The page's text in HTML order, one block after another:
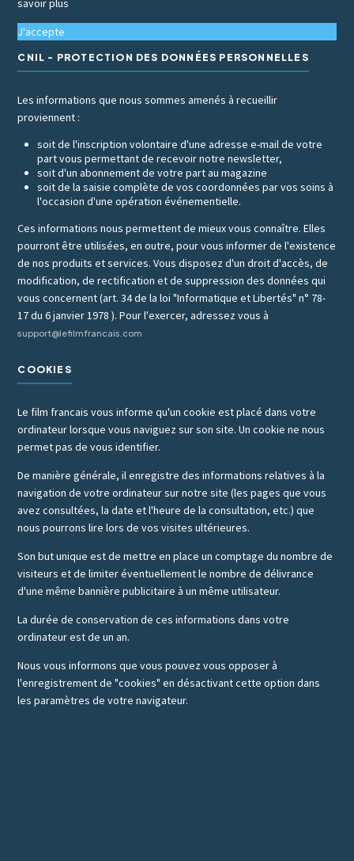
savoir plus
J'accepte
CNIL - PROTECTION DES DONNÉES PERSONNELLES
Les informations que nous sommes amenés à recueillir
proviennent :
soit de l'inscription volontaire d'une adresse e-mail de votre
part vous permettant de recevoir notre newsletter,
soit d'un abonnement de votre part au magazine
soit de la saisie complète de vos coordonnées par vos soins à
l'occasion d'une opération événementielle.
Ces informations nous permettent de mieux vous connaître. Elles
pourront être utilisées, en outre, pour vous informer de l'existence
de nos produits et services. Vous disposez d'un droit d'accès, de
modification, de rectification et de suppression des données qui
vous concernent (art. 34 de la loi "Informatique et Libertés" n° 78-
17 du 6 janvier 1978 ). Pour l'exercer, adressez vous à
support@lefilmfrancais.com
COOKIES
Le film francais vous informe qu'un cookie est placé dans votre
ordinateur lorsque vous naviguez sur son site. Un cookie ne nous
permet pas de vous identifier.
De manière générale, il enregistre des informations relatives à la
navigation de votre ordinateur sur notre site (les pages que vous
avez consultées, la date et l'heure de la consultation, etc.) que
nous pourrons lire lors de vos visites ultérieures.
Son but unique est de mettre en place un comptage du nombre de
visiteurs et de limiter éventuellement le nombre de délivrance
d'une même bannière publicitaire à un même utilisateur.
La durée de conservation de ces informations dans votre
ordinateur est de un an.
Nous vous informons que vous pouvez vous opposer à
l'enregistrement de "cookies" en désactivant cette option dans
les paramètres de votre navigateur.